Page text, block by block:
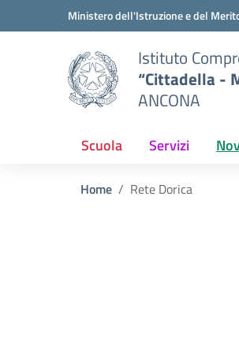
Vai ai contenuti
Vai al menu di navigazioneMinistero dell'Istruzione e del
Istituto
“Cittadella -
ANCONA
Scuola Servizi
Home Rete Dorica